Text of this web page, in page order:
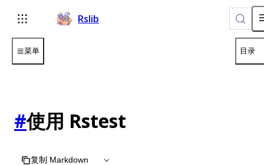
Rslib
菜单 目录
#使用 Rstest
复制 Markdown